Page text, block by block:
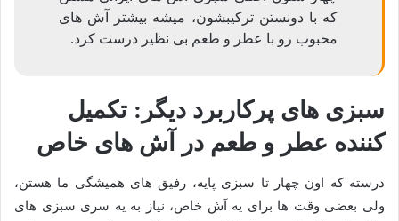
که با دونستن ترکیبشون، میشه بیشتر آش های
محبوب رو با عطر و طعم بی نظیر درست کرد.
سبزی های پرکاربرد دیگر: تکمیل
کننده عطر و طعم در آش های خاص
درسته که اون چهار تا سبزی پایه، رفیق های همیشگی ما هستن،
ولی بعضی وقت ها برای یه آش خاص، نیاز به یه سری سبزی های